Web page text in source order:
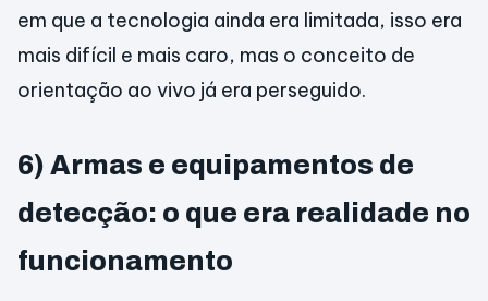
em que a tecnologia ainda era limitada, isso era
mais difícil e mais caro, mas o conceito de
orientação ao vivo já era perseguido.
6) Armas e equipamentos de
detecção: o que era realidade no
funcionamento